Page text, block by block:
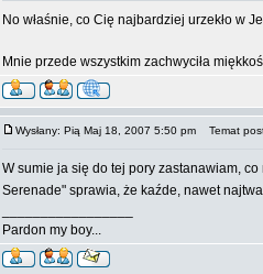
No właśnie, co Cię najbardziej urzekło w
Mnie przede wszystkim zachwyciła
Wysłany: Pią Maj 18, 2007 5:50 pm Temat
W sumie ja się do tej pory zastanawiam,
Serenade" sprawia, że kaźde, nawet
Pardon my boy...